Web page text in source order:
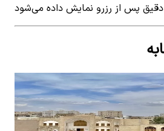
بوتیک هتل سنتی در ساوه - ماه
در ساوه - ماه منیر